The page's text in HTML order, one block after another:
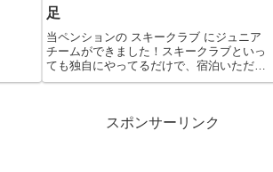
足
当ペンションの スキークラブ にジュニア
チームができました！スキークラブといっ
ても独自にやってるだけで、宿泊いただい
た方...
スポンサーリンク